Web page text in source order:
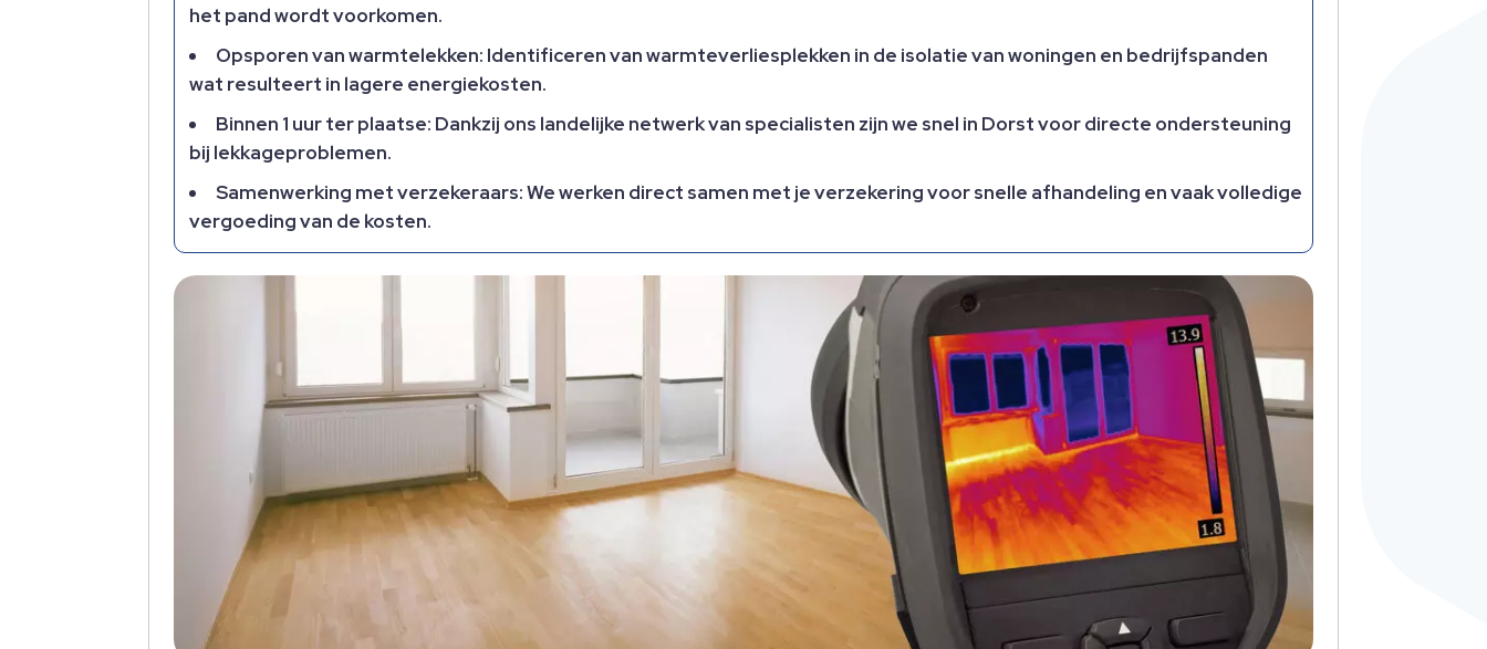
het pand wordt voorkomen.
Opsporen van warmtelekken: Identificeren van warmteverliesplekken in de isolatie van woningen en bedrijfspanden
wat resulteert in lagere energiekosten.
Binnen 1 uur ter plaatse: Dankzij ons landelijke netwerk van specialisten zijn we snel in Dorst voor directe ondersteuning
bij lekkageproblemen.
Samenwerking met verzekeraars: We werken direct samen met je verzekering voor snelle afhandeling en vaak volledige
vergoeding van de kosten.